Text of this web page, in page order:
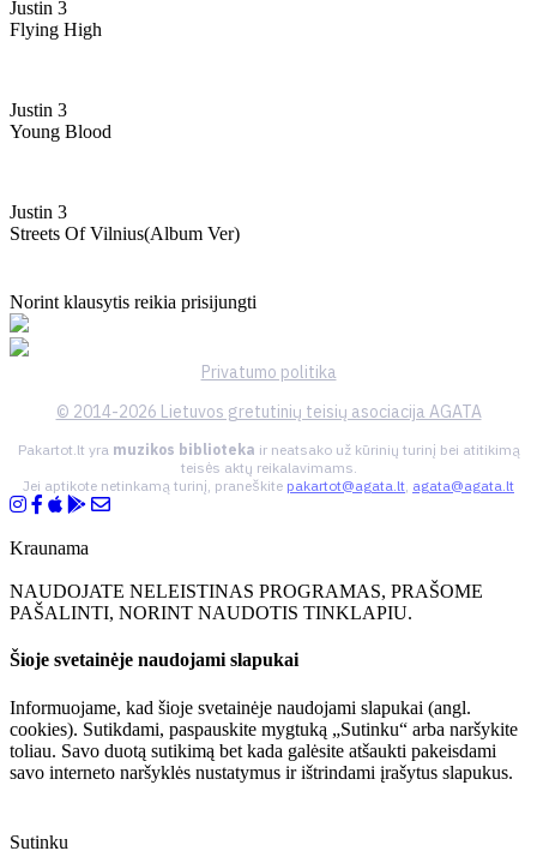
Justin 3
Flying High
Justin 3
Young Blood
Justin 3
Streets Of Vilnius(album Ver)
Norint klausytis reikia prisijungti
Privatumo politika
© 2014-2026 Lietuvos gretutinių teisių asociacija AGATA
Pakartot.lt yra muzikos biblioteka ir neatsako už kūrinių turinį bei atitikimą
teisės aktų reikalavimams.
Jei aptikote netinkamą turinį, praneškite pakartot@agata.lt, agata@agata.lt
Kraunama
NAUDOJATE NELEISTINAS PROGRAMAS, PRAŠOME
PAŠALINTI, NORINT NAUDOTIS TINKLAPIU.
Šioje svetainėje naudojami slapukai
Informuojame, kad šioje svetainėje naudojami slapukai (angl.
cookies). Sutikdami, paspauskite mygtuką „Sutinku“ arba naršykite
toliau. Savo duotą sutikimą bet kada galėsite atšaukti pakeisdami
savo interneto naršyklės nustatymus ir ištrindami įrašytus slapukus.
Sutinku